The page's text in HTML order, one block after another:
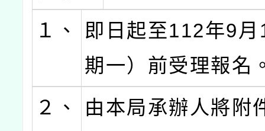
１、
即日起至112年9
期一）前受理報名
２、
由本局承辦人將附